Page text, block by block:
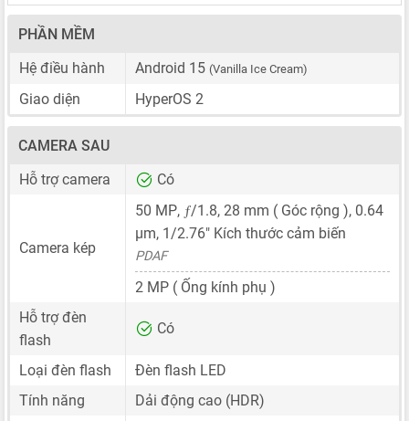
PHẦN MỀM
Hệ điều hành
Android 15 (Vanilla Ice Cream)
Giao diện HyperOS 2
CAMERA SAU
Hỗ trợ camera
Có
Camera kép
50 MP, ƒ/1.8, 28 mm ( Góc rộng ), 0.64
μm, 1/2.76" Kích thước cảm biến
PDAF
2 MP ( Ống kính phụ )
Hỗ trợ đèn
flash
Có
Loại đèn flash
Đèn flash LED
Tính năng
Dải động cao (HDR)